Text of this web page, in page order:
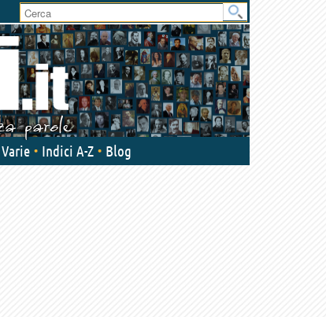
Varie Indici A-Z Blog